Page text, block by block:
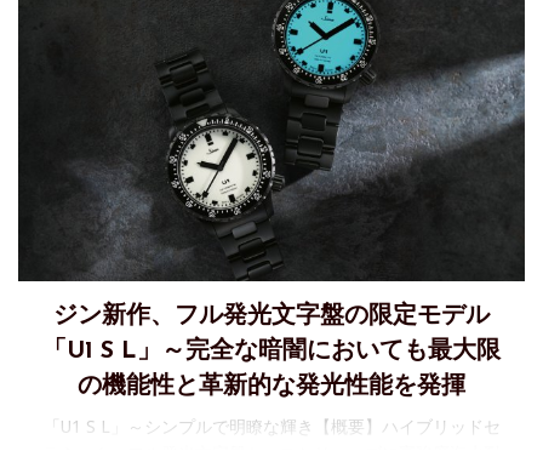
ジン新作、フル発光文字盤の限定モデル
「U1 S L」～完全な暗闇においても最大限
の機能性と革新的な発光性能を発揮
「U1 S L」～シンプルで明瞭な輝き【概要】ハイブリッドセ